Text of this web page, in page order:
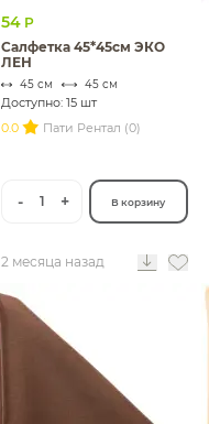
54 Р
Салфетка 45*45см ЭКО
ЛЕН
45 см 45 см
Доступно: 15 шт
0.0
Пати Рентал (0)
- 1 + В корзину
2 месяца назад